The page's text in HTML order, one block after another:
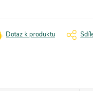
Dotaz k produktu